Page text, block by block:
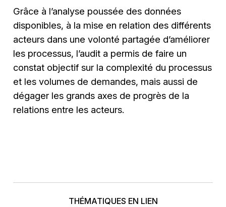
Grâce à l’analyse poussée des données
disponibles, à la mise en relation des différents
acteurs dans une volonté partagée d’améliorer
les processus, l’audit a permis de faire un
constat objectif sur la complexité du processus
et les volumes de demandes, mais aussi de
dégager les grands axes de progrès de la
relations entre les acteurs.
THÉMATIQUES EN LIEN